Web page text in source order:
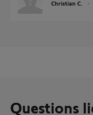
Christian C.
Questions